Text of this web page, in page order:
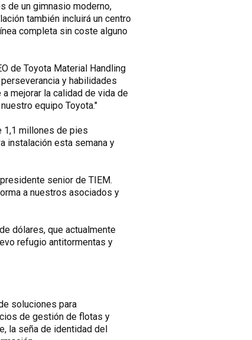
de un gimnasio moderno,
también incluirá un centro
completa sin coste alguno
de Toyota Material Handling
y habilidades
mejorar la calidad de vida de
equipo Toyota."
1,1 millones de pies
instalación esta semana y
senior de TIEM.
a nuestros asociados y
dólares, que actualmente
refugio antitormentas y
soluciones para
de gestión de flotas y
la seña de identidad del